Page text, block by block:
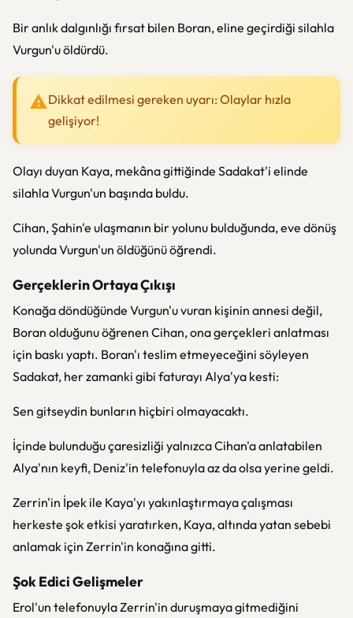
Bir anlık dalgınlığı fırsat bilen Boran, eline geçirdiği silahla
Vurgun'u öldürdü.
Dikkat edilmesi gereken uyarı: Olaylar hızla
gelişiyor!
Olayı duyan Kaya, mekâna gittiğinde Sadakat'i elinde
silahla Vurgun'un başında buldu.
Cihan, Şahin'e ulaşmanın bir yolunu bulduğunda, eve dönüş
yolunda Vurgun'un öldüğünü öğrendi.
Gerçeklerin Ortaya Çıkışı
Konağa döndüğünde Vurgun'u vuran kişinin annesi değil,
Boran olduğunu öğrenen Cihan, ona gerçekleri anlatması
için baskı yaptı. Boran'ı teslim etmeyeceğini söyleyen
Sadakat, her zamanki gibi faturayı Alya'ya kesti:
Sen gitseydin bunların hiçbiri olmayacaktı.
İçinde bulunduğu çaresizliği yalnızca Cihan'a anlatabilen
Alya'nın keyfi, Deniz'in telefonuyla az da olsa yerine geldi.
Zerrin'in İpek ile Kaya'yı yakınlaştırmaya çalışması
herkeste şok etkisi yaratırken, Kaya, altında yatan sebebi
anlamak için Zerrin'in konağına gitti.
Şok Edici Gelişmeler
Erol'un telefonuyla Zerrin'in duruşmaya gitmediğini